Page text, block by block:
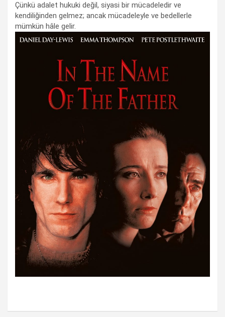
Çünkü adalet hukuki değil, siyasi bir mücadeledir ve
kendiliğinden gelmez; ancak mücadeleyle ve bedellerle
mümkün hâle gelir.